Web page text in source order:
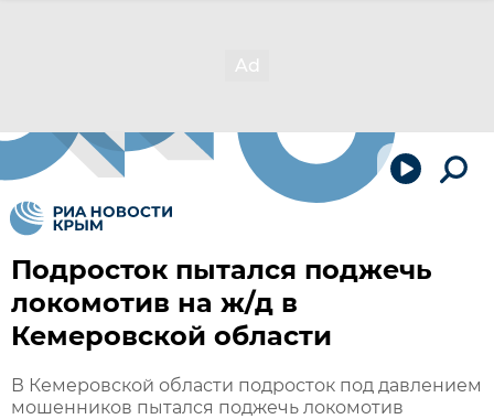
Подросток пытался поджечь
локомотив на ж/д в
Кемеровской области
В Кемеровской области подросток под давлением
мошенников пытался поджечь локомотив